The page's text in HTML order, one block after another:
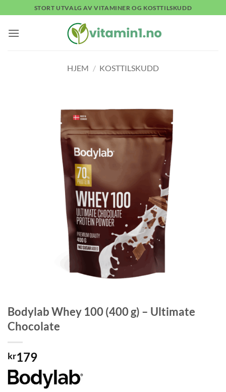
to
content
STORT UTVALG AV VITAMINER OG KOSTTILSKUDD
HJEM / KOSTTILSKUDD
Bodylab Whey 100 (400 g) – Ultimate
Chocolate
kr179